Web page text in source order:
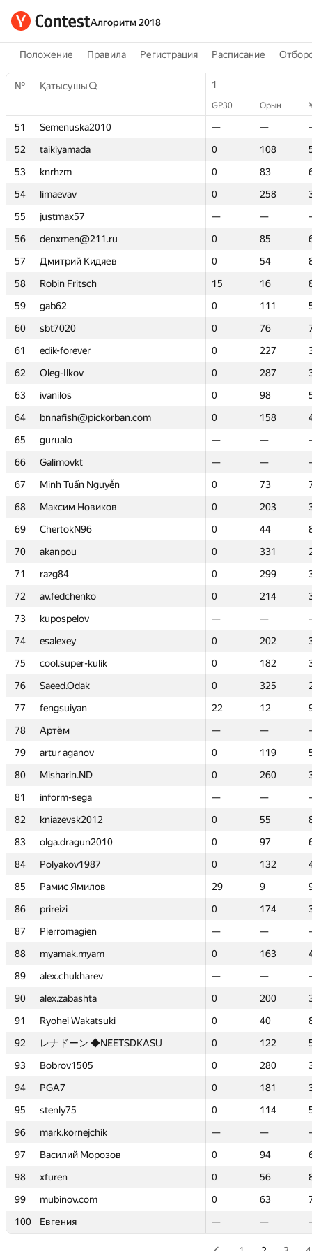
Алгоритм 2018
Положение Правила Регистрация Расписание
№ Қатысушы 1
GP30 Орын
51 Semenuska2010 — —
52
taikiyamada 0 108
53
knrhzm 0 83
54
limaevav 0 258
55
justmax57 — —
56
denxmen@211.ru 0 85
57
Дмитрий Кидяев 0 54
58
Robin Fritsch 15 16
59
gab62 0 111
60
sbt7020 0 76
61
edik-forever 0 227
62
Oleg-Ilkov 0 287
63
ivanilos 0 98
64
bnnafish@pickorban.com 0 158
65
gurualo — —
66
Galimovkt — —
67
Minh Tuấn Nguyễn 0 73
68
Максим Новиков 0 203
69
ChertokN96 0 44
70
akanpou 0 331
71
razg84 0 299
72
av.fedchenko 0 214
73
kupospelov — —
74
esalexey 0 202
75
cool.super-kulik 0 182
76
Saeed.Odak 0 325
77
fengsuiyan 22 12
78
Артём — —
79
artur aganov 0 119
80
Misharin.ND 0 260
81
inform-sega — —
82
kniazevsk2012 0 55
83
olga.dragun2010 0 97
84
Polyakov1987 0 132
85
Рамис Ямилов 29 9
86
prireizi 0 174
87
Pierromagien — —
88
myamak.myam 0 163
89
alex.chukharev — —
90
alex.zabashta 0 200
91
Ryohei Wakatsuki 0 40
92
レナドーン ◆NEETSDKASU 0 122
93
Bobrov1505 0 280
94
PGA7 0 181
95
stenly75 0 114
96
mark.kornejchik — —
97
Василий Морозов 0 94
98
xfuren 0 56
99
mubinov.com 0 63
100
Евгения — —
№ Қатысушы 1
GP30 Орын
51 Semenuska2010 — —
52
taikiyamada 0 108
53
knrhzm 0 83
54
limaevav 0 258
55
justmax57 — —
56
denxmen@211.ru 0 85
57
Дмитрий Кидяев 0 54
58
Robin Fritsch 15 16
59
gab62 0 111
60
sbt7020 0 76
61
edik-forever 0 227
62
Oleg-Ilkov 0 287
63
ivanilos 0 98
64
bnnafish@pickorban.com 0 158
65
gurualo — —
66
Galimovkt — —
67
Minh Tuấn Nguyễn 0 73
68
Максим Новиков 0 203
69
ChertokN96 0 44
70
akanpou 0 331
71
razg84 0 299
72
av.fedchenko 0 214
73
kupospelov — —
74
esalexey 0 202
75
cool.super-kulik 0 182
76
Saeed.Odak 0 325
77
fengsuiyan 22 12
78
Артём — —
79
artur aganov 0 119
80
Misharin.ND 0 260
81
inform-sega — —
82
kniazevsk2012 0 55
83
olga.dragun2010 0 97
84
Polyakov1987 0 132
85
Рамис Ямилов 29 9
86
prireizi 0 174
87
Pierromagien — —
88
myamak.myam 0 163
89
alex.chukharev — —
90
alex.zabashta 0 200
91
Ryohei Wakatsuki 0 40
92
レナドーン ◆NEETSDKASU 0 122
93
Bobrov1505 0 280
94
PGA7 0 181
95
stenly75 0 114
96
mark.kornejchik — —
97
Василий Морозов 0 94
98
xfuren 0 56
99
mubinov.com 0 63
100
Евгения — —